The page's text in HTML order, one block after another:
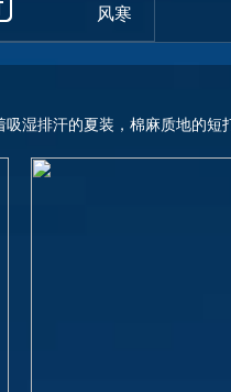
风寒
湿排汗的夏装，棉麻质地的短